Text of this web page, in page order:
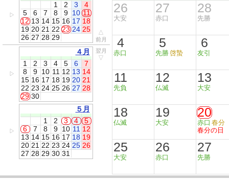
▷
1
2 3
4
5
6 7 8 9 10 11
12 13 14 15 16 17 18
19 20 21 22 23 24 25
26 27 28 29
△
前月
▷
４月
1
2 3 4 5 6
7
8
9 10 11 12 13 14
15 16 17 18 19 20 21
22 23 24 25 26 27 28
29 30
翌月
▽
▷
５月
1
2 3 4
5
6
7 8 9 10 11 12
13 14 15 16 17 18 19
20 21 22 23 24 25 26
27 28 29 30 31
26
大安
27
赤口
28
先勝
4
赤口
5
先勝啓蟄
6
友引
11
先負
12
仏滅
13
大安
18
仏滅
19
大安
20
赤口 春分
春分の日
25
大安
26
赤口
27
先勝